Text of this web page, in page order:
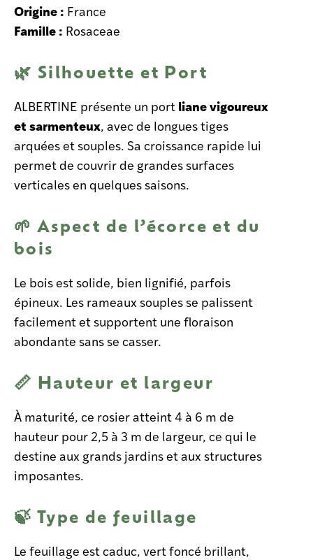
Origine : France
Famille : Rosaceae
🌿 Silhouette et Port
ALBERTINE présente un port liane vigoureux
et sarmenteux, avec de longues tiges
arquées et souples. Sa croissance rapide lui
permet de couvrir de grandes surfaces
verticales en quelques saisons.
🌱 Aspect de l’écorce et du
bois
Le bois est solide, bien lignifié, parfois
épineux. Les rameaux souples se palissent
facilement et supportent une floraison
abondante sans se casser.
📏 Hauteur et largeur
À maturité, ce rosier atteint 4 à 6 m de
hauteur pour 2,5 à 3 m de largeur, ce qui le
destine aux grands jardins et aux structures
imposantes.
🍃 Type de feuillage
Le feuillage est caduc, vert foncé brillant,